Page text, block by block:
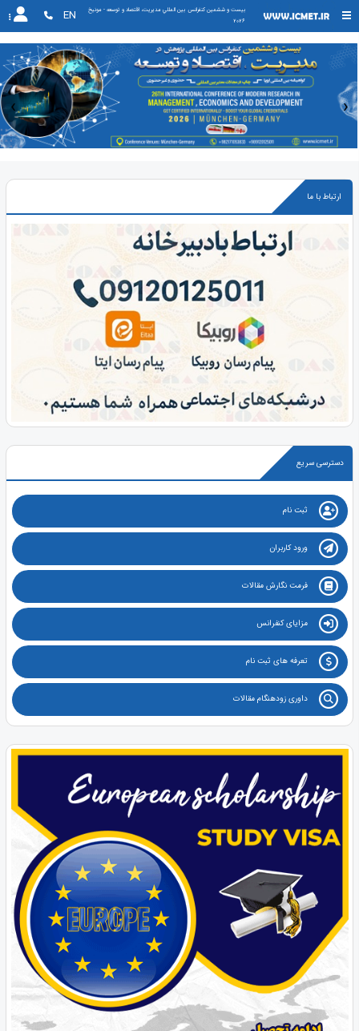
2026
EN
‹ ›
ارتباط با ما
دسترسی سریع
ثبت نام
ورود کاربران
فرمت نگارش مقالات
مزایای کنفرانس
تعرفه های ثبت نام
داوری زودهنگام مقالات